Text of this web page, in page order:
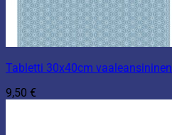
Tabletti 30x40cm vaaleansininen
9,50 €